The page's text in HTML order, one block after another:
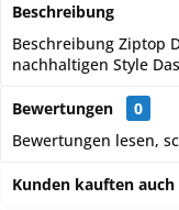
Beschreibung
Beschreibung Ziptop
nachhaltigen Style
Bewertungen
0
Bewertungen lesen,
Kunden kauften auch